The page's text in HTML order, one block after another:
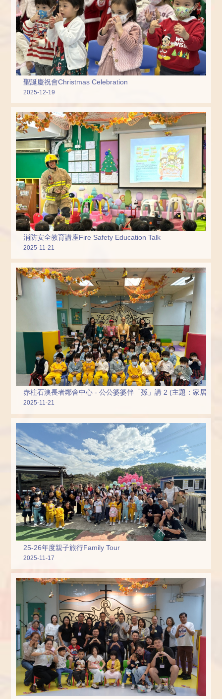
聖誕慶祝會Christmas Celebration
2025-12-19
消防安全教育講座Fire Safety Education Talk
2025-11-21
赤柱石澳長者鄰舍中心 - 公公婆婆伴「孫」講 2 (主題：家居安
2025-11-21
25-26年度親子旅行Family Tour
2025-11-17